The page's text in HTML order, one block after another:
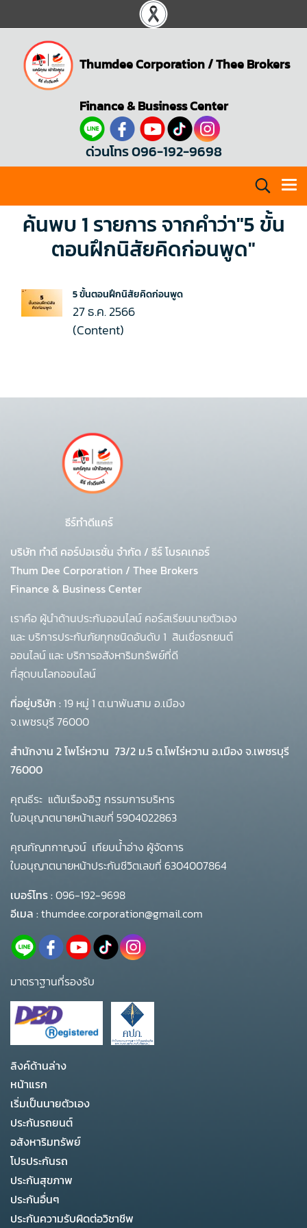
Thumdee Corporation/Thee Brokers
Finance & Business Center
ด่วนโทร 096-192-9698
ค้นพบ 1 รายการ จากคำว่า"5 ขั้น
ตอนฝึกนิสัยคิดก่อนพูด"
5 ขั้นตอนฝึกนิสัยคิดก่อนพูด
27 ธ.ค. 2566
(Content)
ธีร์ทำดีแคร์
บริษัท ทำดี คอร์ปอเรชั่น จำกัด / ธีร์ โบรคเกอร์
Thum Dee Corporation / Thee Brokers
Finance & Business Center
เราคือ ผู้นำด้านประกันออนไลน์ คอร์สเรียนนายตัวเอง
และ บริการประกันภัยทุกชนิดอันดับ 1 สินเชื่อรถยนต์
ออนไลน์ และ บริการอสังหาริมทรัพย์ที่ดี
ที่สุดบนโลกออนไลน์
ที่อยู่บริษัท : 19 หมู่ 1 ต.นาพันสาม อ.เมือง
จ.เพชรบุรี 76000
สำนักงาน 2 โพโร่หวาน 73/2 ม.5 ต.โพไร่หวาน อ.เมือง จ.เพชรบุรี
76000
คุณธีระ แต้มเรืองอิฐ กรรมการบริหาร
ใบอนุญาตนายหน้าเลขที่ 5904022863
คุณกัญทกาญจน์ เทียบน้ำอ่าง ผู้จัดการ
ใบอนุญาตนายหน้าประกันชีวิตเลขที่ 6304007864
เบอร์โทร :096-192-9698
อีเมล :thumdee.corporation@gmail.com
มาตราฐานที่รองรับ
ลิงค์ด้านล่าง
หน้าแรก
เริ่มเป็นนายตัวเอง
ประกันรถยนต์
อสังหาริมทรัพย์
โปรประกันรถ
ประกันสุขภาพ
ประกันอื่นๆ
ประกันความรับผิดต่อวิชาชีพ